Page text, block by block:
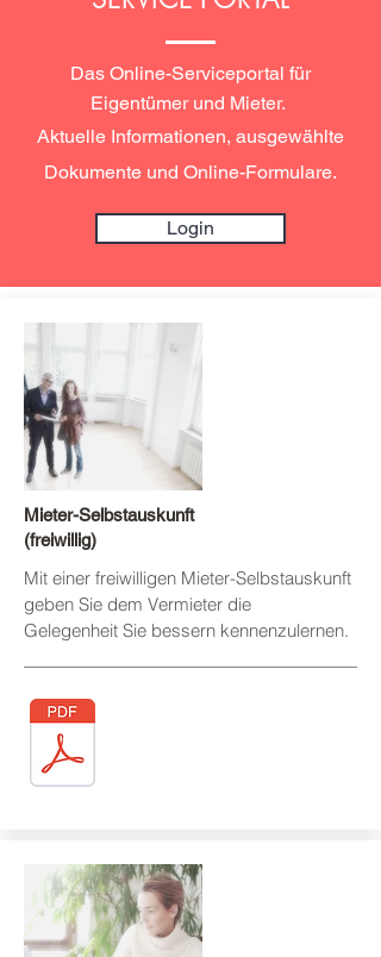
Das Online-Serviceportal für
Eigentümer und Mieter.
Aktuelle Informationen, ausgewählte
Dokumente und Online-Formulare.
Login
Mieter-Selbstauskunft
(freiwillig)
Mit einer freiwilligen Mieter-Selbstauskunft
geben Sie dem Vermieter die
Gelegenheit Sie bessern kennenzulernen.